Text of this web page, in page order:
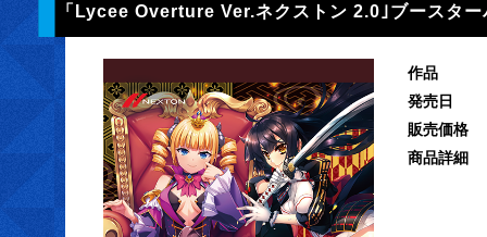
「Lycee Overture Ver.ネクストン 2.0｣ブースター
作品
発売日
販売価格
商品詳細